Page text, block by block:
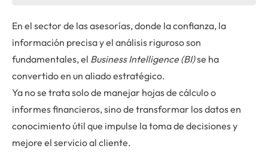
En el sector de las asesorías, donde la confianza, la
información precisa y el análisis riguroso son
fundamentales, el Business Intelligence (BI)se ha
convertido en un aliado estratégico.
Ya no se trata solo de manejar hojas de cálculo o
informes financieros, sino de transformar los datos en
conocimiento útil que impulse la toma de decisiones y
mejore el servicio al cliente.